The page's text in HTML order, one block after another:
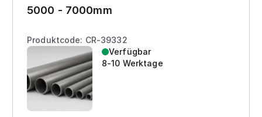
5000 - 7000mm
Produktcode: CR-39332
Verfügbar
8-10 Werktage